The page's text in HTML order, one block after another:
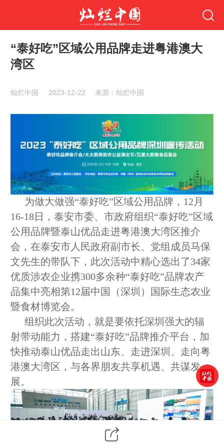
“泰好吃”区域公用品牌走进粤港澳大
湾区
灿烂中国 2023-12-22 来源：灿烂中国
为做大做强“泰好吃”区域公用品牌，12月
16-18日，泰安市委、市政府组织“泰好吃”区域
公用品牌暨泰山优品走进粤港澳大湾区推介
会，在泰安市人民政府副市长、党组成员马保
文先生的带队下，此次活动中精心选出了34家
优质涉农企业携300多余种“泰好吃”品牌农产
品集中亮相第12届中国（深圳）国际生态农业
暨食材博览会。
组织此次活动，就是要依托深圳强大的辐
射带动能力，搭建“泰好吃”品牌推介平台，加
快推动泰山优品走出山东、走进深圳、走向粤
港澳大湾区，与各界朋友共享机遇、共谋发
展。